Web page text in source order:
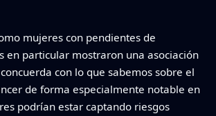
mujeres con pendientes de
en particular mostraron una asociación
con lo que sabemos sobre el
de forma especialmente notable en
podrían estar captando riesgos